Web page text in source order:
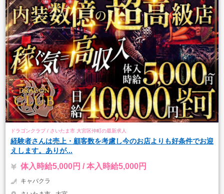
ドラゴンクラブ / さいたま市 大宮区仲町の最新求人
経験者さんは売上・顧客数を考慮し今のお店よりも好条件でお迎
えします。ありが...
体入時給5,000円 / 本入時給5,000円
キャバクラ